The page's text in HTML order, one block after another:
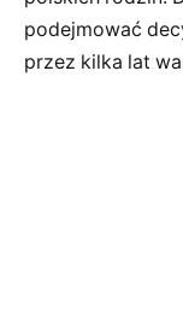
podejmować
przez kilka lat